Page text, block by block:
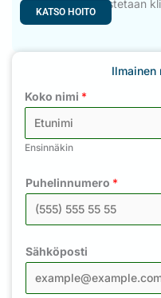
menetelmällä poistetaan
KATSO HOITO
Ilmainen
Koko nimi *
Ensinnäkin
Puhelinnumero *
Sähköposti